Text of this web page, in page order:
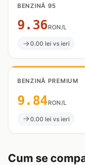
BENZINĂ 95
9.36RON/L
0.00 lei vs ieri
BENZINĂ PREMIUM
9.84RON/L
0.00 lei vs ieri
Cum se